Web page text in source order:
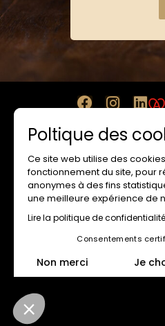
SITE INTERNET
Mentions Légales
Conditions
Politique de
Politique
Propriété
Poltique des
Ce site web utilise des
fonctionnement du site, pour
anonymes à des fins
une meilleure expérience de
Lire la politique de confidentialité
Consentements
Non merci Je
Notre plateforme vous permet